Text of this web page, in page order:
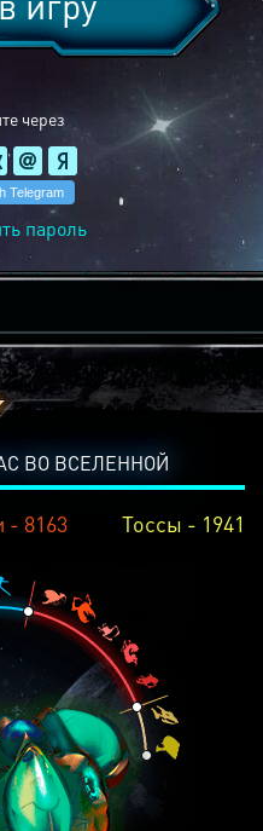
через
пароль
ВО ВСЕЛЕННОЙ
- 8163 Тоссы - 1941